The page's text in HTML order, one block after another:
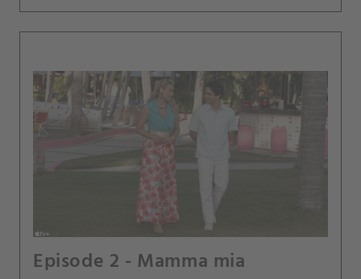
Episode 2 - Mamma mia